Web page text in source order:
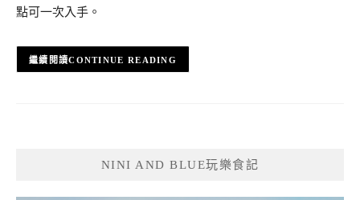
點可一次入手。
CONTINUE READING
NINI AND BLUE玩樂食記